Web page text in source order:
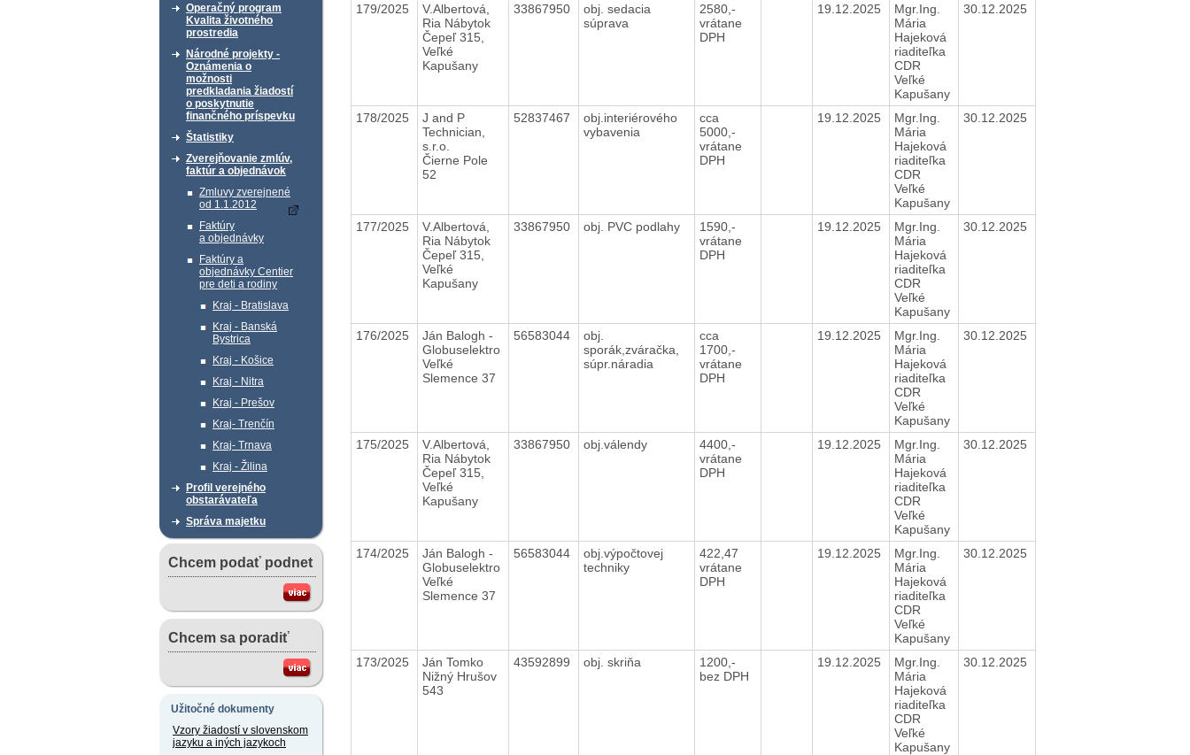
Operačný program
Kvalita životného
prostredia
Národné projekty -
Oznámenia o
možnosti
predkladania žiadostí
o poskytnutie
finančného príspevku
Štatistiky
Zverejňovanie zmlúv,
faktúr a objednávok
Zmluvy zverejnené
od 1.1.2012
Faktúry
a objednávky
Faktúry a
objednávky Centier
pre deti a rodiny
Kraj - Bratislava
Kraj - Banská
Bystrica
Kraj - Košice
Kraj - Nitra
Kraj - Prešov
Kraj- Trenčín
Kraj- Trnava
Kraj - Žilina
Profil verejného
obstarávateľa
Správa majetku
Chcem podať podnet
Chcem sa poradiť
Užitočné dokumenty
Vzory žiadostí v slovenskom
jazyku a iných jazykoch
179/2025
V.Albertová,
Ria Nábytok
Čepeľ 315,
Veľké
Kapušany
33867950
obj. sedacia
súprava
2580,-
vrátane
DPH
19.12.2025
Mgr.Ing.
Mária
Hajeková
riaditeľka
CDR
Veľké
Kapušany
30.12.2025
178/2025
J and P
Technician,
s.r.o.
Čierne Pole
52
52837467
obj.interiérového
vybavenia
cca
5000,-
vrátane
DPH
19.12.2025
Mgr.Ing.
Mária
Hajeková
riaditeľka
CDR
Veľké
Kapušany
30.12.2025
177/2025
V.Albertová,
Ria Nábytok
Čepeľ 315,
Veľké
Kapušany
33867950 obj. PVC podlahy
1590,-
vrátane
DPH
19.12.2025
Mgr.Ing.
Mária
Hajeková
riaditeľka
CDR
Veľké
Kapušany
30.12.2025
176/2025
Ján Balogh -
Globuselektro
Veľké
Slemence 37
56583044
obj.
sporák,zváračka,
súpr.náradia
cca
1700,-
vrátane
DPH
19.12.2025
Mgr.Ing.
Mária
Hajeková
riaditeľka
CDR
Veľké
Kapušany
30.12.2025
175/2025
V.Albertová,
Ria Nábytok
Čepeľ 315,
Veľké
Kapušany
33867950 obj.válendy
4400,-
vrátane
DPH
19.12.2025
Mgr.Ing.
Mária
Hajeková
riaditeľka
CDR
Veľké
Kapušany
30.12.2025
174/2025
Ján Balogh -
Globuselektro
Veľké
Slemence 37
56583044
obj.výpočtovej
techniky
422,47
vrátane
DPH
19.12.2025
Mgr.Ing.
Mária
Hajeková
riaditeľka
CDR
Veľké
Kapušany
30.12.2025
173/2025
Ján Tomko
Nižný Hrušov
543
43592899 obj. skriňa
1200,-
bez DPH
19.12.2025
Mgr.Ing.
Mária
Hajeková
riaditeľka
CDR
Veľké
Kapušany
30.12.2025